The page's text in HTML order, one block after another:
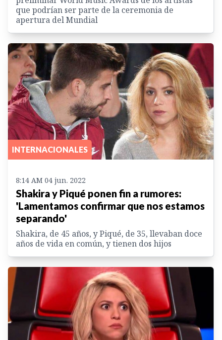
que podrían ser parte de la ceremonia de
apertura del Mundial
INTERNACIONALES
8:14 AM 04 jun. 2022
Shakira y Piqué ponen fin a rumores:
'Lamentamos confirmar que nos estamos
separando'
Shakira, de 45 años, y Piqué, de 35, llevaban doce
años de vida en común, y tienen dos hijos